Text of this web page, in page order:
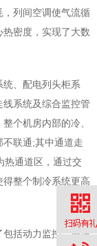
列间空调使气流循
密度，实现了大数
统、配电列头柜系
系统及综合监控管
个机房内部的冷、
联通;其中通道走
热通道区，通过交
整个制冷系统更高
包括动力监控、环境